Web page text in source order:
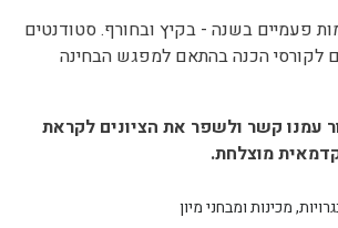
פעמיים בשנה - בקיץ ובחורף. סטודנטים
לקורסי הכנה בהתאם למפגש הבחינה
עמנו קשר ולשפר את הציונים לקראת
מוצלחת.
מכינות ומבחני מיון